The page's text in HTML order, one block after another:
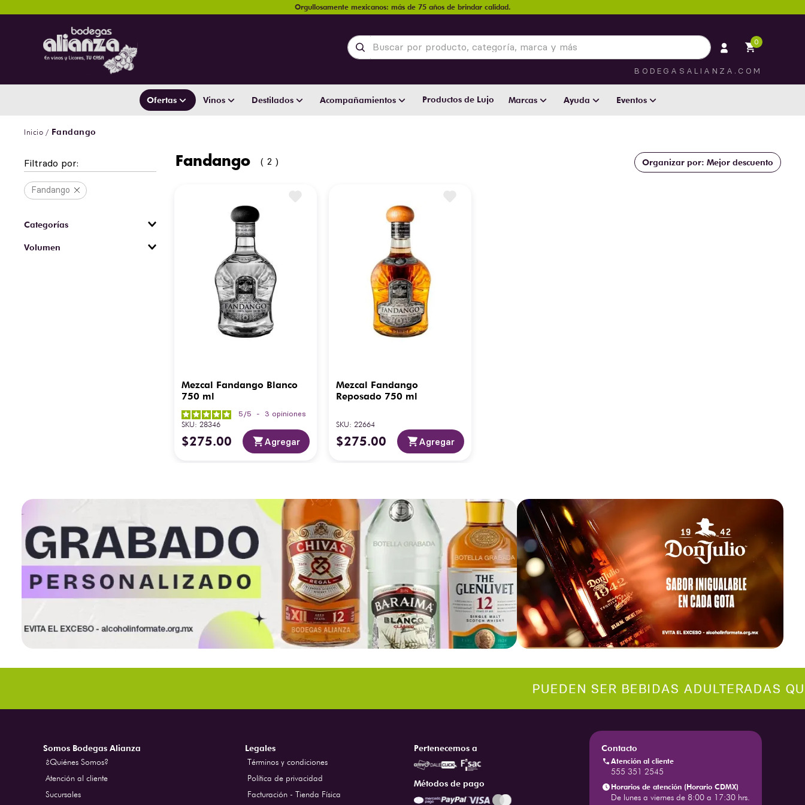
Orgullosamente mexicanos: más de 75 años de brindar calidad.
Buscar por producto, categoría, marca y más 0
BODEGASALIANZA.COM
Ofertas Vinos Destilados Acompañamientos Productos de Lujo Marcas Ayuda Eventos
Fandango
Filtrado por:
Fandango
Volumen
Fandango 2 Mejor descuento
Mezcal Fandango Blanco
750 ml
5 /5 - 3 opiniones
SKU:28346
$275.00 Agregar
Mezcal Fandango
Reposado 750 ml
SKU:22664
$275.00 Agregar
Somos Bodegas Alianza
¿Quiénes Somos?
Atención al cliente
Sucursales
Legales
Términos y condiciones
Política de privacidad
Facturación - Tienda Física
Pertenecemos a
Métodos de pago
Contacto
Atención al cliente
555 351 2545
Horarios de atención (Horario CDMX)
De lunes a viernes de 8:00 a 17:30 hrs.